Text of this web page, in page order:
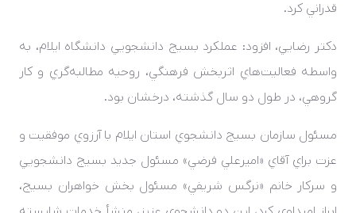
قدراني کرد.
دکتر رضايي، افزود: عملکرد بسيج دانشجويي دانشگاه ايلام، به
واسطه فعاليت‌هاي اثربخش فرهنگي، روحيه مطالبه‌گري و کار
گروهي، در طول دو سال گذشته، درخشان بود.
مسئول سازمان بسيج دانشجوي استان ايلام با آرزوي موفقيت و
عزت براي آقاي «اميرعلي فرضي» مسئول جديد بسيج دانشجويي
و سرکار خانم «نرگس شريفي» مسئول بخش خواهران بسيج،